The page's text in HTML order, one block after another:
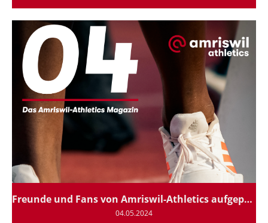
Freunde und Fans von Amriswil-Athletics aufgepasst.
04.05.2024